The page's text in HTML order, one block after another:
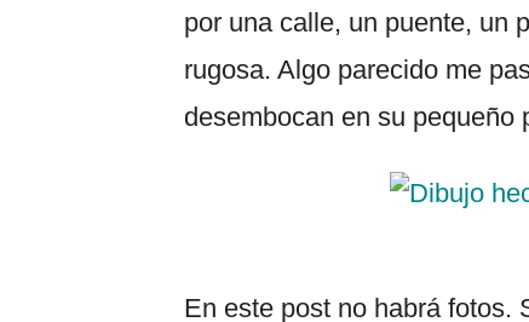
por una calle, un puente, un
rugosa. Algo parecido me
desembocan en su pequeño
En este post no habrá fotos.